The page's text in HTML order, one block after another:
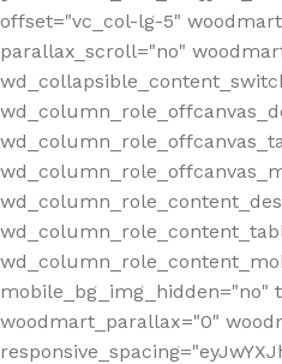
offset="vc_col-lg-5"
parallax_scroll="no"
mobile_bg_img_hidden="no"
woodmart_parallax="0"